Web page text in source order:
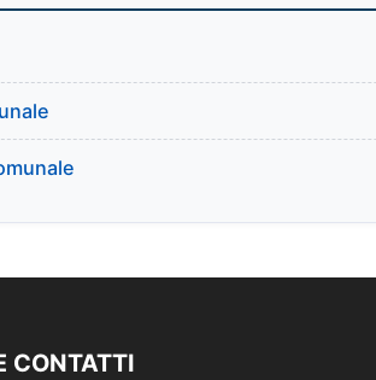
CONTATTI